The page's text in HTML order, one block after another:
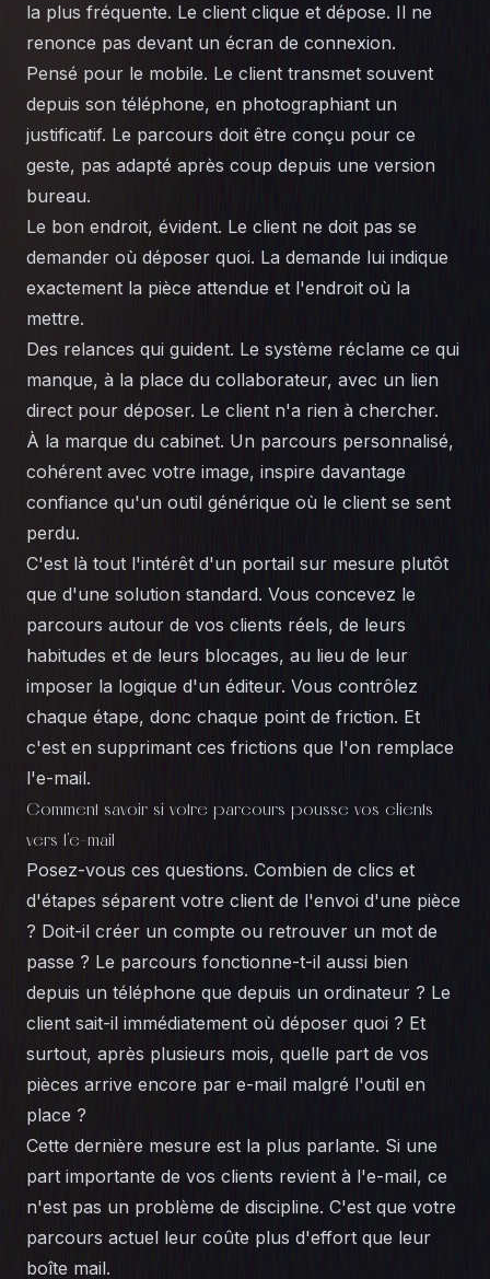
la plus fréquente. Le client clique et dépose. Il ne
renonce pas devant un écran de connexion.
Pensé pour le mobile. Le client transmet souvent
depuis son téléphone, en photographiant un
justificatif. Le parcours doit être conçu pour ce
geste, pas adapté après coup depuis une version
bureau.
Le bon endroit, évident. Le client ne doit pas se
demander où déposer quoi. La demande lui indique
exactement la pièce attendue et l'endroit où la
mettre.
Des relances qui guident. Le système réclame ce qui
manque, à la place du collaborateur, avec un lien
direct pour déposer. Le client n'a rien à chercher.
À la marque du cabinet. Un parcours personnalisé,
cohérent avec votre image, inspire davantage
confiance qu'un outil générique où le client se sent
perdu.
C'est là tout l'intérêt d'un portail sur mesure plutôt
que d'une solution standard. Vous concevez le
parcours autour de vos clients réels, de leurs
habitudes et de leurs blocages, au lieu de leur
imposer la logique d'un éditeur. Vous contrôlez
chaque étape, donc chaque point de friction. Et
c'est en supprimant ces frictions que l'on remplace
l'e-mail.
Comment savoir si votre parcours pousse vos clients
vers l'e-mail
Posez-vous ces questions. Combien de clics et
d'étapes séparent votre client de l'envoi d'une pièce
? Doit-il créer un compte ou retrouver un mot de
passe ? Le parcours fonctionne-t-il aussi bien
depuis un téléphone que depuis un ordinateur ? Le
client sait-il immédiatement où déposer quoi ? Et
surtout, après plusieurs mois, quelle part de vos
pièces arrive encore par e-mail malgré l'outil en
place ?
Cette dernière mesure est la plus parlante. Si une
part importante de vos clients revient à l'e-mail, ce
n'est pas un problème de discipline. C'est que votre
parcours actuel leur coûte plus d'effort que leur
boîte mail.